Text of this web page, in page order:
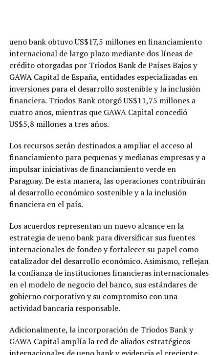
ueno bank obtuvo US$17,5 millones en financiamiento
internacional de largo plazo mediante dos líneas de
crédito otorgadas por Triodos Bank de Países Bajos y
GAWA Capital de España, entidades especializadas en
inversiones para el desarrollo sostenible y la inclusión
financiera. Triodos Bank otorgó US$11,75 millones a
cuatro años, mientras que GAWA Capital concedió
US$5,8 millones a tres años.
Los recursos serán destinados a ampliar el acceso al
financiamiento para pequeñas y medianas empresas y a
impulsar iniciativas de financiamiento verde en
Paraguay. De esta manera, las operaciones contribuirán
al desarrollo económico sostenible y a la inclusión
financiera en el país.
Los acuerdos representan un nuevo alcance en la
estrategia de ueno bank para diversificar sus fuentes
internacionales de fondeo y fortalecer su papel como
catalizador del desarrollo económico. Asimismo, reflejan
la confianza de instituciones financieras internacionales
en el modelo de negocio del banco, sus estándares de
gobierno corporativo y su compromiso con una
actividad bancaria responsable.
Adicionalmente, la incorporación de Triodos Bank y
GAWA Capital amplía la red de aliados estratégicos